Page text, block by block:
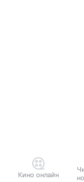
Кино онлайн